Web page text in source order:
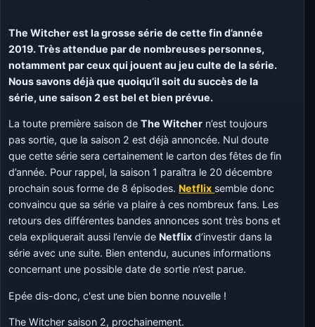
The Witcher est la grosse série de cette fin d’année
2019. Très attendue par de nombreuses personnes,
notamment par ceux qui jouent au jeu culte de la série.
Nous savons déjà que quoiqu’il soit du succès de la
série, une saison 2 est bel et bien prévue.
La toute première saison deThe Witcher n’est toujours
pas sortie, que la saison 2 est déjà annoncée. Nul doute
que cette série sera certainement le carton des fêtes de fin
d’année. Pour rappel, la saison 1 paraîtra le 20 décembre
prochain sous forme de 8 épisodes.Netflix semble donc
convaincu que sa série va plaire à ces nombreux fans. Les
retours des différentes bandes annonces sont très bons et
cela expliquerait aussi l’envie de Netflix d’investir dans la
série avec une suite. Bien entendu, aucunes informations
concernant une possible date de sortie n’est parue.
Epée dis-donc, c'est une bien bonne nouvelle !
The Witcher saison 2, prochainement.